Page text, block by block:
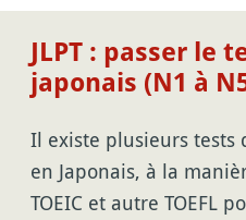
JLPT : passer le
japonais (N1 à
​Il existe plusieurs tests
en Japonais, à la
TOEIC et autre TOEFL